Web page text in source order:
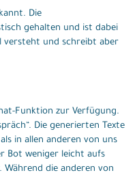
Die
gehalten und ist dabei
versteht und schreibt aber
Funktion zur Verfügung.
Die generierten Texte
in allen anderen von uns
Bot weniger leicht aufs
die anderen von